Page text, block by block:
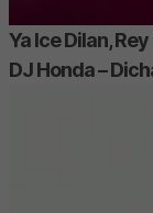
Ya Ice Dilan,
DJ Honda –